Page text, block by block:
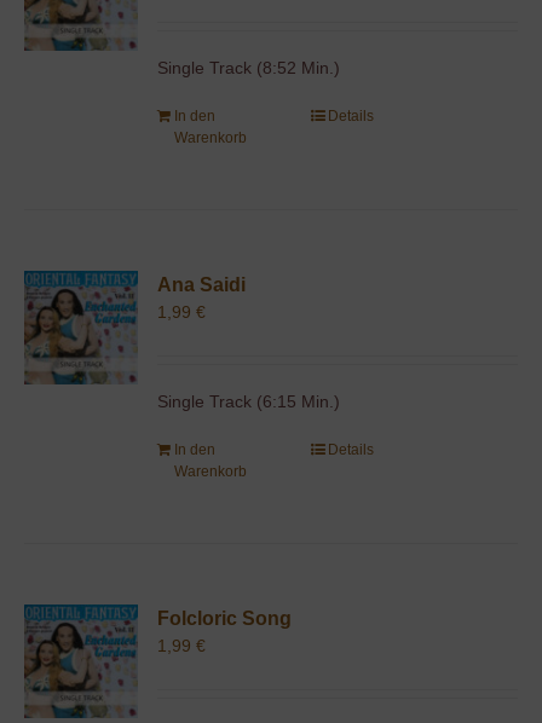
Single Track (8:52 Min.)
In den
Warenkorb
Details
Ana Saidi
1,99€
Single Track (6:15 Min.)
In den
Warenkorb
Details
Folcloric Song
1,99€